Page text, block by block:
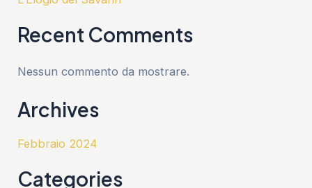
Recent Comments
Nessun commento da mostrare.
Archives
Febbraio 2024
Categories